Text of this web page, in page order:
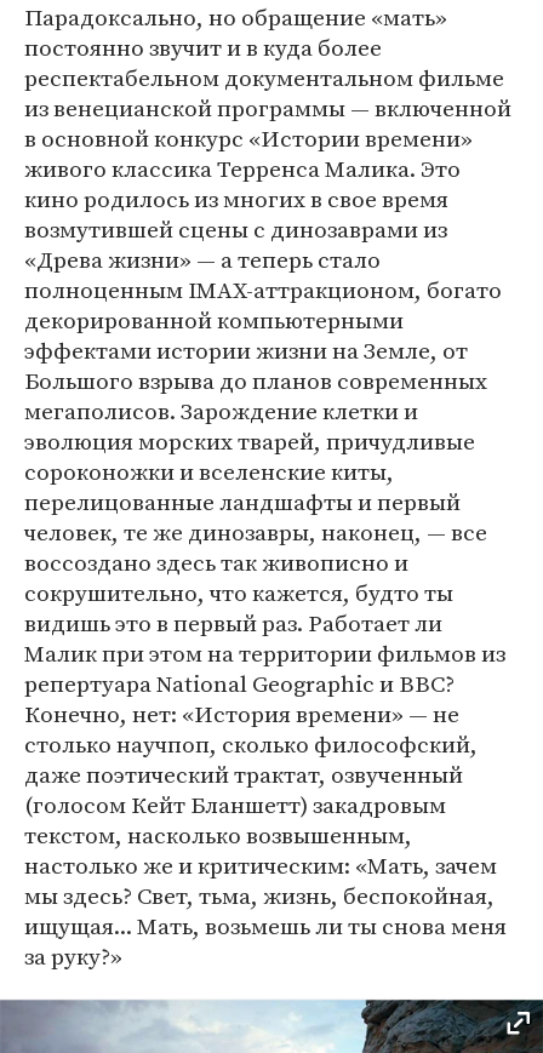
Парадоксально, но обращение «мать»
постоянно звучит и в куда более
респектабельном документальном фильме
из венецианской программы — включенной
в основной конкурс «Истории времени»
живого классика Терренса Малика. Это
кино родилось из многих в свое время
возмутившей сцены с динозаврами из
«Древа жизни» — а теперь стало
полноценным IMAX-аттракционом, богато
декорированной компьютерными
эффектами истории жизни на Земле, от
Большого взрыва до планов современных
мегаполисов. Зарождение клетки и
эволюция морских тварей, причудливые
сороконожки и вселенские киты,
перелицованные ландшафты и первый
человек, те же динозавры, наконец, — все
воссоздано здесь так живописно и
сокрушительно, что кажется, будто ты
видишь это в первый раз. Работает ли
Малик при этом на территории фильмов из
репертуара National Geographic и BBC?
Конечно, нет: «История времени» — не
столько научпоп, сколько философский,
даже поэтический трактат, озвученный
(голосом Кейт Бланшетт) закадровым
текстом, насколько возвышенным,
настолько же и критическим: «Мать, зачем
мы здесь? Свет, тьма, жизнь, беспокойная,
ищущая... Мать, возьмешь ли ты снова меня
за руку?»